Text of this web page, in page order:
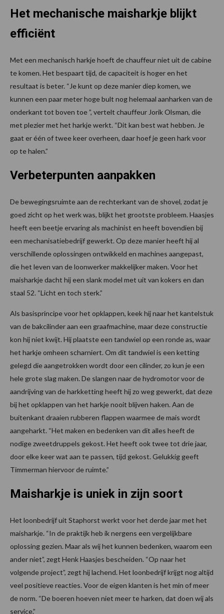
Het mechanische maisharkje blijkt
efficiënt
Met een mechanisch harkje hoeft de chauffeur niet uit de cabine
te komen. Het bespaart tijd, de capaciteit is hoger en het
resultaat is beter. “Je kunt op deze manier diep komen, we
kunnen een paar meter hoge bult nog helemaal aanharken van de
onderkant tot boven toe ”, vertelt chauffeur Jorik Olsman, die
met plezier met het harkje werkt. “Dit kan best wat hebben. Je
gaat er één of twee keer overheen, daar hoef je geen hark voor
op te halen.”
Verbeterpunten aanpakken
De bewegingsruimte aan de rechterkant van de shovel, zodat je
goed zicht op het werk was, blijkt het grootste probleem. Haasjes
heeft een beetje ervaring als machinist en heeft bovendien bij
een mechanisatiebedrijf gewerkt. Op deze manier heeft hij al
verschillende oplossingen ontwikkeld en machines aangepast,
die het leven van de loonwerker makkelijker maken. Voor het
maisharkje dacht hij een slank model met uit van kokers en dan
staal 52. “Licht en toch sterk.”
Als basisprincipe voor het opklappen, keek hij naar het kantelstuk
van de bakcilinder aan een graafmachine, maar deze constructie
kon hij niet kwijt. Hij plaatste een tandwiel op een ronde as, waar
het harkje omheen scharniert. Om dit tandwiel is een ketting
gelegd die aangetrokken wordt door een cilinder, zo kun je een
hele grote slag maken. De slangen naar de hydromotor voor de
aandrijving van de harkketting heeft hij zo weg gewerkt, dat deze
bij het opklappen van het harkje nooit blijven haken. Aan de
buitenkant draaien rubberen flappen waarmee de mais wordt
aangeharkt. “Het maken en bedenken van dit alles heeft de
nodige zweetdruppels gekost. Het heeft ook twee tot drie jaar,
door elke keer wat aan te passen, tijd gekost. Gelukkig geeft
Timmerman hiervoor de ruimte.”
Maisharkje is uniek in zijn soort
Het loonbedrijf uit Staphorst werkt voor het derde jaar met het
maisharkje. “In de praktijk heb ik nergens een vergelijkbare
oplossing gezien. Maar als wij het kunnen bedenken, waarom een
ander niet”, zegt Henk Haasjes bescheiden. “Op naar het
volgende project”, zegt hij lachend. Het loonbedrijf krijgt nog altijd
veel positieve reacties. Voor de eigen klanten is het min of meer
de norm. “De boeren hoeven niet meer te harken, dat doen wij als
service.”